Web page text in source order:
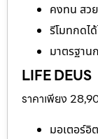
คงทน สว
รีโมทกดไ
มาตรฐา
LIFE DEUS
ราคาเพียง
มอเตอร์อิ